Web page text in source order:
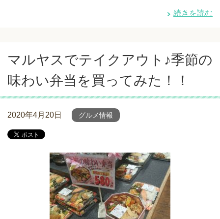
続きを読む
マルヤスでテイクアウト♪季節の
味わい弁当を買ってみた！！
2020年4月20日 グルメ情報